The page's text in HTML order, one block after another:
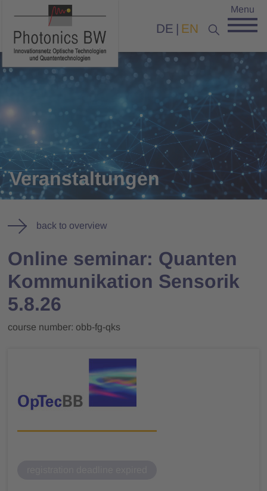
DE EN
Menu
Veranstaltungen
back to overview
Online seminar: Quanten
Kommunikation Sensorik
5.8.26
course number: obb-fg-qks